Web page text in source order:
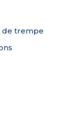
de trempe